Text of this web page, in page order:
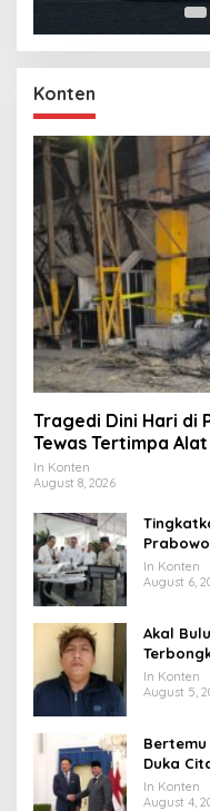
Konten
Tragedi Dini Hari di
Tewas Tertimpa
In Konten
August 8, 2026
hingga
In Konten
August 6,
Akal
Uang
In Konten
August 5,
Duka
Tahun
In Konten
August 4,